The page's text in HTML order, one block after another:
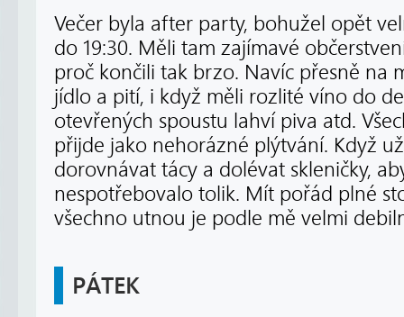
Večer byla after party, bohužel opět
do 19:30. Měli tam zajímavé
proč končili tak brzo. Navíc přesně na
jídlo a pití, i když měli rozlité víno do
otevřených spoustu lahví piva atd.
přijde jako nehorázné plýtvání. Když
dorovnávat tácy a dolévat skleničky,
nespotřebovalo tolik. Mít pořád plné
všechno utnou je podle mě velmi
PÁTEK